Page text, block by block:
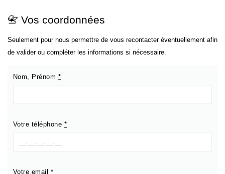
📇 Vos coordonnées
Seulement pour nous permettre de vous recontacter éventuellement afin
de valider ou compléter les informations si nécessaire.
Nom, Prénom *
Votre téléphone *
Votre email *